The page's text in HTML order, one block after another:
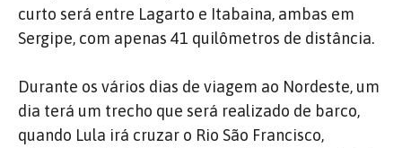
curto será entre Lagarto e Itabaina, ambas em
Sergipe, com apenas 41 quilômetros de distância.
Durante os vários dias de viagem ao Nordeste, um
dia terá um trecho que será realizado de barco,
quando Lula irá cruzar o Rio São Francisco,